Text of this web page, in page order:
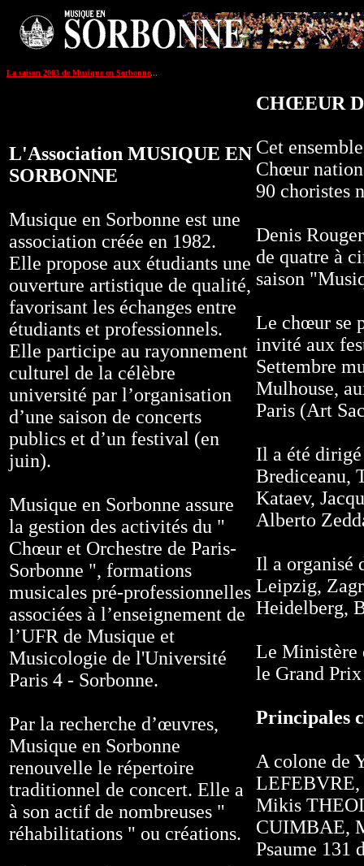
La saison 2003 de Musique en Sorbonne...
L'Association MUSIQUE EN
SORBONNE
Musique en Sorbonne est une
association créée en 1982.
Elle propose aux étudiants une
ouverture artistique de qualité,
favorisant les échanges entre
étudiants et professionnels.
Elle participe au rayonnement
culturel de la célèbre
université par l’organisation
d’une saison de concerts
publics et d’un festival (en
juin).
Musique en Sorbonne assure
la gestion des activités du "
Chœur et Orchestre de Paris-
Sorbonne ", formations
musicales pré-professionnelles
associées à l’enseignement de
l’UFR de Musique et
Musicologie de l'Université
Paris 4 - Sorbonne.
Par la recherche d’œuvres,
Musique en Sorbonne
renouvelle le répertoire
traditionnel de concert. Elle a
à son actif de nombreuses "
réhabilitations " ou créations.
CHŒEUR
Cet
Chœur
90 choristes
Denis
de quatre à
saison
Le chœur se
invité aux
Settembre
Mulhouse,
Paris (Art
Il a été dirigé
Brediceanu,
Kataev,
Alberto
Il a organisé
Leipzig,
Heidelberg,
Le Ministère
le Grand
Principales
A colone de
LEFEBVRE,
Mikis
CUIMBAE,
Psaume 131